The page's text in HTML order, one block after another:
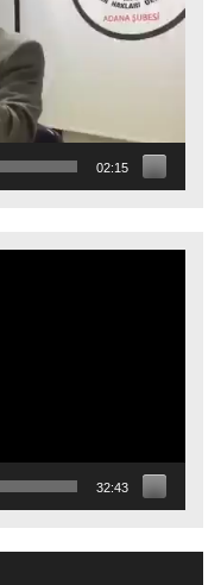
02:15
32:43